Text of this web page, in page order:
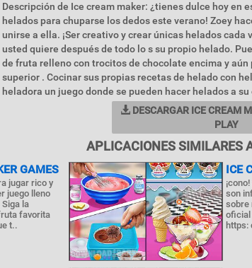
Descripción de Ice cream maker: ¿tienes dulce hoy en
helados para chuparse los dedos este verano! Zoey
unirse a ella. ¡Ser creativo y crear únicas helados
usted quiere después de todo lo s su propio helado.
de fruta relleno con trocitos de chocolate encima y
superior . Cocinar sus propias recetas de helado con
heladora un juego donde se pueden hacer helados a
DESCARGAR ICE CREAM
PLAY
APLICACIONES SIMILARES
GAMES
jugar rico y
juego lleno
la
favorita
t..
ICE
son
sobre
oficial
https: